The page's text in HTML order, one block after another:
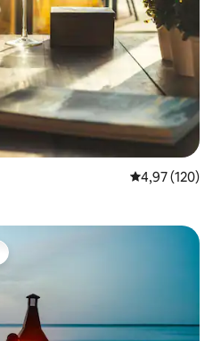
Évaluation
4,97 (120)